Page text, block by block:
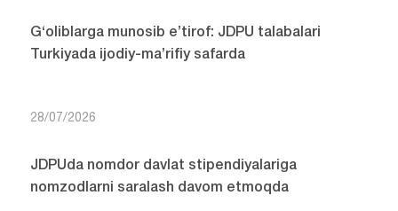
G‘oliblarga munosib e’tirof: JDPU talabalari
Turkiyada ijodiy-ma’rifiy safarda
28/07/2026
JDPUda nomdor davlat stipendiyalariga
nomzodlarni saralash davom etmoqda